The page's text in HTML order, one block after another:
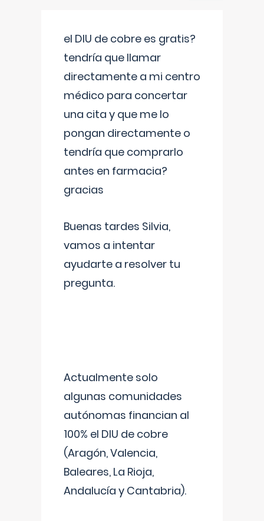
el DIU de cobre es gratis?
tendría que llamar
directamente a mi centro
médico para concertar
una cita y que me lo
pongan directamente o
tendría que comprarlo
antes en farmacia?
gracias
Buenas tardes Silvia,
vamos a intentar
ayudarte a resolver tu
pregunta.
Actualmente solo
algunas comunidades
autónomas financian al
100% el DIU de cobre
(Aragón, Valencia,
Baleares, La Rioja,
Andalucía y Cantabria).